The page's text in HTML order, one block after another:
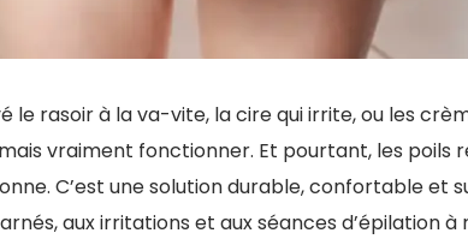
le rasoir à la va-vite, la cire qui irrite, ou les
vraiment fonctionner. Et pourtant, les poils
C’est une solution durable, confortable et
aux irritations et aux séances d’épilation à